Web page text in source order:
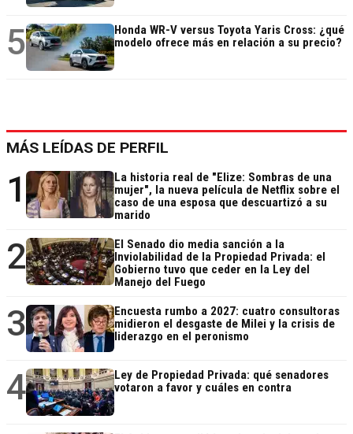
5
Honda WR-V versus Toyota Yaris Cross: ¿qué
modelo ofrece más en relación a su precio?
MÁS LEÍDAS DE PERFIL
1
La historia real de "Elize: Sombras de una
mujer", la nueva película de Netflix sobre el
caso de una esposa que descuartizó a su
marido
2
El Senado dio media sanción a la
Inviolabilidad de la Propiedad Privada: el
Gobierno tuvo que ceder en la Ley del
Manejo del Fuego
3
Encuesta rumbo a 2027: cuatro consultoras
midieron el desgaste de Milei y la crisis de
liderazgo en el peronismo
4
Ley de Propiedad Privada: qué senadores
votaron a favor y cuáles en contra